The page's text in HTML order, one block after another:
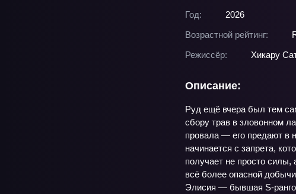
Год:
2026
Возрастной рейтинг:
Режиссёр:
Хикару
Описание:
Руд ещё вчера был тем
сбору трав в зловонном
провала — его предают в
начинается с запрета,
получает не просто
всё более опасной
Элисия — бывшая S-